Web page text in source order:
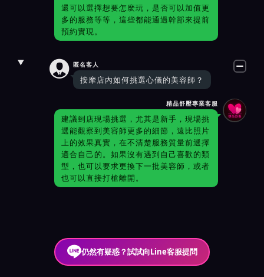
還可以選擇想要怎麼玩，是否可以加值更
多的服務等等，這些都能通過幹部來提前
預約實現。
 匿名客人
按摩店內如何挑選心儀的美容師？
精品舒壓專業客服
建議到店現場挑選，尤其是新手，現場挑
選能觀察到美容師更多的細節，遠比照片
上的效果真實，在不清楚服務質量前選擇
適合自己的。如果沒有遇到自己喜歡的類
型，也可以要求更換下一批美容師，或者
也可以直接打槍離開。
仍然有疑惑？試試向Line客服提問